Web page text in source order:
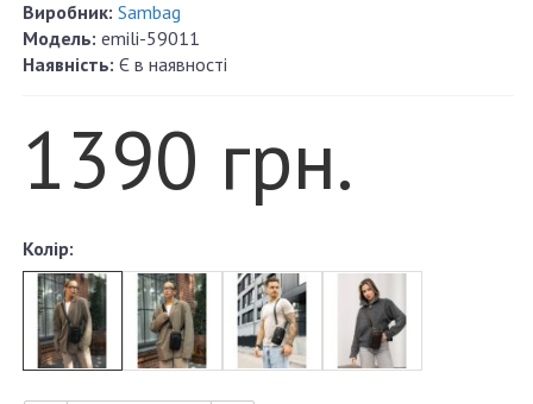
Виробник: Sambag
Модель: emili-59011
Наявність: Є в наявності
1390 грн.
Колір: